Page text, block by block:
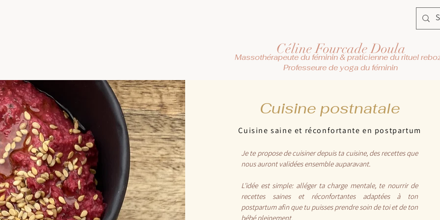
Céline Fourcade Doula
Massothérapeute du féminin & praticienne du rituel
Professeure de yoga du féminin
Cuisine postnatale
Cuisine saine et réconfortante en postpartum
Je te propose de cuisiner depuis ta cuisine, des recettes que
nous auront validées ensemble auparavant.
L'idée est simple: alléger ta charge mentale, te nourrir de
recettes saines et réconfortantes adaptées à ton
postpartum afin que tu puisses prendre soin de toi et de ton
bébé pleinement.